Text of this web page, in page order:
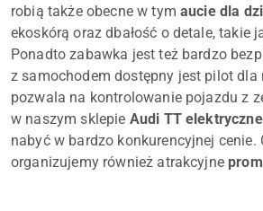
robią także obecne w tymaucie dla
ekoskórą oraz dbałość o detale, takie
Ponadto zabawka jest też bardzo
z samochodem dostępny jest pilot dla
pozwala na kontrolowanie pojazdu z
w naszym sklepie Audi TT elektryczne
nabyć w bardzo konkurencyjnej cenie.
organizujemy również atrakcyjne